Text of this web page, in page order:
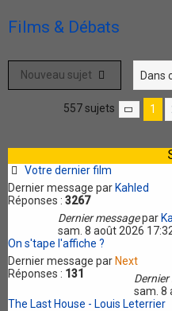
Films & Débats
Nouveau sujet
557 sujets Page 1
1
Votre dernier film
Dernier message par Kahled
Réponses : 3267
Dernier messagepar
sam. 8 août 2026
On s'tape l'affiche ?
Dernier message par Next
Réponses : 131
sam. 8
The Last House - Louis Leterrier